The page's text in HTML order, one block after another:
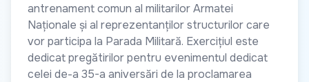
antrenament comun al militarilor Armatei
Naționale și al reprezentanților structurilor care
vor participa la Parada Militară. Exercițiul este
dedicat pregătirilor pentru evenimentul dedicat
celei de-a 35-a aniversări de la proclamarea